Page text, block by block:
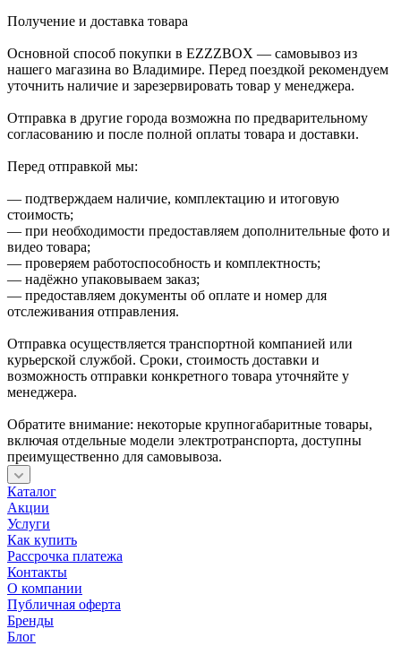
Получение и доставка товара
Основной способ покупки в EZZZBOX — самовывоз из
нашего магазина во Владимире. Перед поездкой рекомендуем
уточнить наличие и зарезервировать товар у менеджера.
Отправка в другие города возможна по предварительному
согласованию и после полной оплаты товара и доставки.
Перед отправкой мы:
— подтверждаем наличие, комплектацию и итоговую
стоимость;
— при необходимости предоставляем дополнительные фото и
видео товара;
— проверяем работоспособность и комплектность;
— надёжно упаковываем заказ;
— предоставляем документы об оплате и номер для
отслеживания отправления.
Отправка осуществляется транспортной компанией или
курьерской службой. Сроки, стоимость доставки и
возможность отправки конкретного товара уточняйте у
менеджера.
Обратите внимание: некоторые крупногабаритные товары,
включая отдельные модели электротранспорта, доступны
преимущественно для самовывоза.
Каталог
Акции
Услуги
Как купить
Рассрочка платежа
Контакты
О компании
Публичная оферта
Бренды
Блог